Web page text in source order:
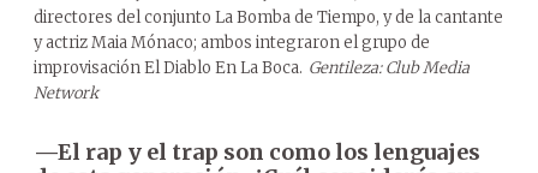
directores del conjunto La Bomba de Tiempo, y de la cantante
y actriz Maia Mónaco; ambos integraron el grupo de
improvisación El Diablo En La Boca. Gentileza: Club Media
Network
—El rap y el trap son como los lenguajes